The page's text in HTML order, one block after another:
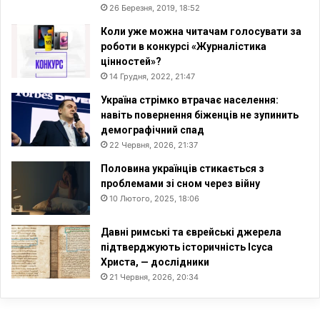
26 Березня, 2019, 18:52
Коли уже можна читачам голосувати за
роботи в конкурсі «Журналістика
цінностей»?
14 Грудня, 2022, 21:47
Україна стрімко втрачає населення:
навіть повернення біженців не зупинить
демографічний спад
22 Червня, 2026, 21:37
Половина українців стикається з
проблемами зі сном через війну
10 Лютого, 2025, 18:06
Давні римські та єврейські джерела
підтверджують історичність Ісуса
Христа, — дослідники
21 Червня, 2026, 20:34